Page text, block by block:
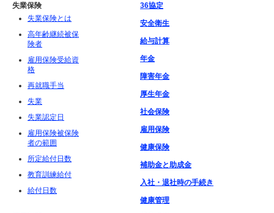
失業保険
失業保険とは
高年齢継続被保
険者
雇用保険受給資
格
再就職手当
失業
失業認定日
雇用保険被保険
者の範囲
所定給付日数
教育訓練給付
給付日数
36協定
安全衛生
給与計算
年金
障害年金
厚生年金
社会保険
雇用保険
健康保険
補助金と助成金
入社・退社時の手続き
健康管理